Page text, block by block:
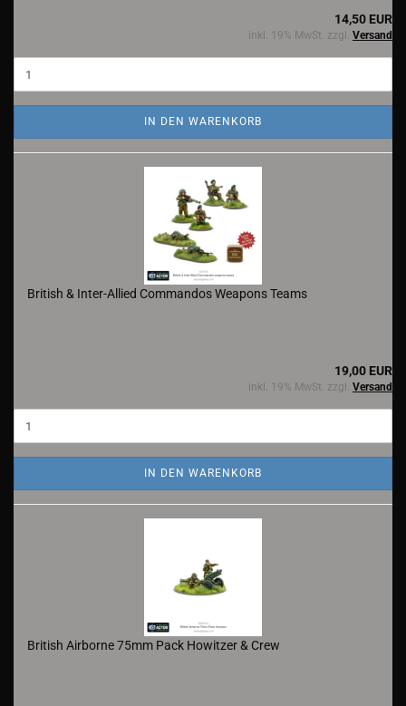
14,50 EUR
inkl. 19% MwSt. zzgl. Versand
IN DEN WARENKORB
British & Inter-Allied Commandos Weapons Teams
19,00 EUR
inkl. 19% MwSt. zzgl. Versand
IN DEN WARENKORB
British Airborne 75mm Pack Howitzer & Crew